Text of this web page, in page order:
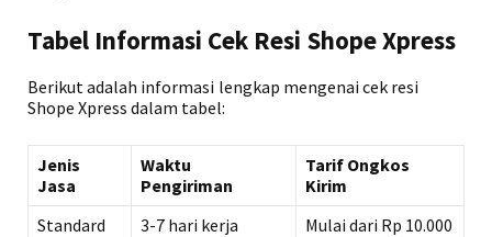
Tabel Informasi Cek Resi Shope Xpress
Berikut adalah informasi lengkap mengenai cek resi
Shope Xpress dalam tabel:
Jenis
Jasa
Waktu
Pengiriman
Tarif Ongkos
Kirim
Standard
3-7 hari kerja
Mulai dari Rp 10.000